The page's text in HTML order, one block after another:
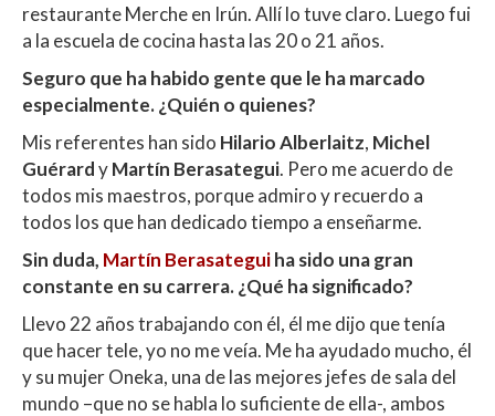
restaurante Merche en Irún. Allí lo tuve claro. Luego fui
a la escuela de cocina hasta las 20 o 21 años.
Seguro que ha habido gente que le ha marcado
especialmente. ¿Quién o quienes?
Mis referentes han sido Hilario Alberlaitz, Michel
GuérardyMartín Berasategui. Pero me acuerdo de
todos mis maestros, porque admiro y recuerdo a
todos los que han dedicado tiempo a enseñarme.
Sin duda, Martín Berasateguiha sido una gran
constante en su carrera. ¿Qué ha significado?
Llevo 22 años trabajando con él, él me dijo que tenía
que hacer tele, yo no me veía. Me ha ayudado mucho, él
y su mujer Oneka, una de las mejores jefes de sala del
mundo –que no se habla lo suficiente de ella-, ambos